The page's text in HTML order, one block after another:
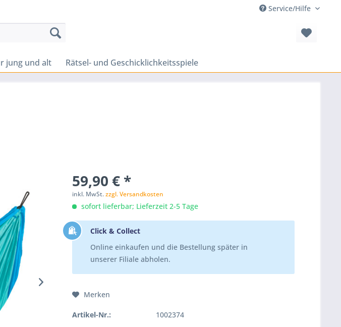
Service/Hilfe
jung und alt Rätsel- und Geschicklichkeitsspiele
59,90 € *
inkl. MwSt.zzgl. Versandkosten
sofort lieferbar; Lieferzeit 2-5 Tage
Click & Collect
Online einkaufen und die Bestellung später in
unserer Filiale abholen.
Merken
Artikel-Nr.: 1002374